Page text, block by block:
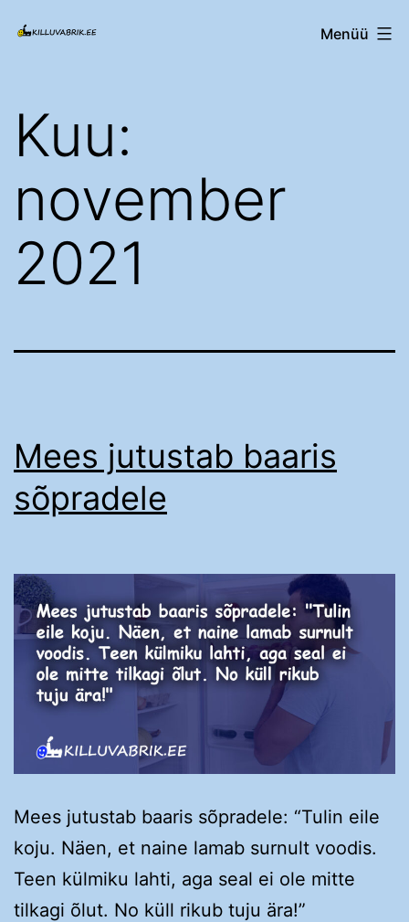
Killuvabrik.ee Menüü
Kuu:
november
2021
Mees jutustab baaris
sõpradele
Mees jutustab baaris sõpradele: “Tulin eile
koju. Näen, et naine lamab surnult voodis.
Teen külmiku lahti, aga seal ei ole mitte
tilkagi õlut. No küll rikub tuju ära!”